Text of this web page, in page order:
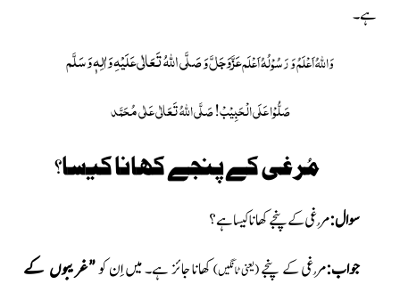
ہے۔
وَاللہُ اَعْلَمُ وَ رَسُوْلُہُ اَعْلَمعَزَّوَجَلَّوَصَلَّی اللّٰہُ تَعَالٰی عَلَیْہِ وَاٰلِہٖ وَسَلَّم
صَلُّوْا عَلَی الْحَبِیْبْ!صَلَّی اللہُ تَعَالٰی عَلٰی مُحَمَّد
مُرغی کے پنجے کھانا کیسا؟
سوال:مُرغی کے پنجے کھانا کیسا ہے؟
جواب:مُرغی کے پنجے(یعنی ٹانگیں)کھانا جائز ہے۔ میں اِن کو”غریبوں کے